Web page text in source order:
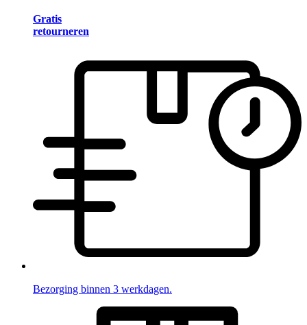
Gratis
retourneren
Bezorging binnen 3 werkdagen.